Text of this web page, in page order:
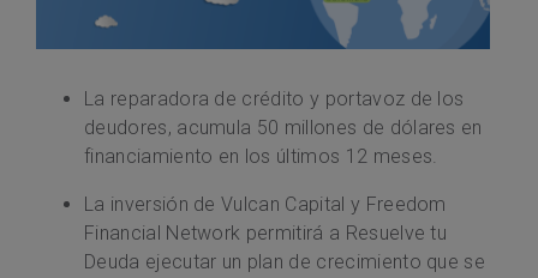
La reparadora de crédito y portavoz de los
deudores, acumula 50 millones de dólares en
financiamiento en los últimos 12 meses.
La inversión de Vulcan Capital y Freedom
Financial Network permitirá a Resuelve tu
Deuda ejecutar un plan de crecimiento que se